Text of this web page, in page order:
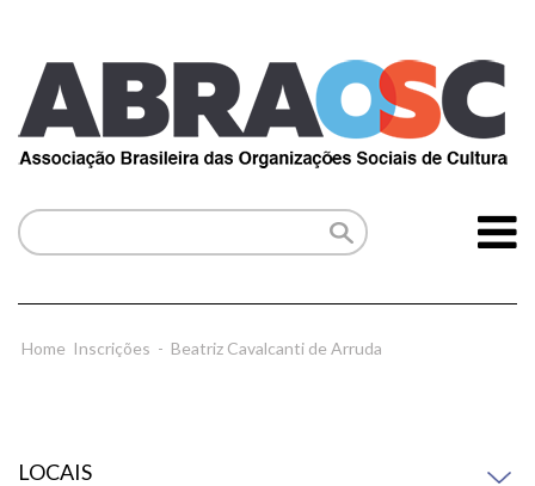
Home Inscrições - Beatriz Cavalcanti de Arruda
LOCAIS